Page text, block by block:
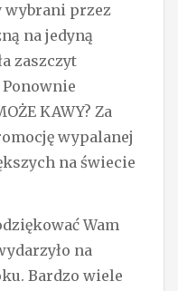
wybrani przez
na jedyną
zaszczyt
KAWY? Za
wypalanej
na świecie
Wam
na
Bardzo wiele